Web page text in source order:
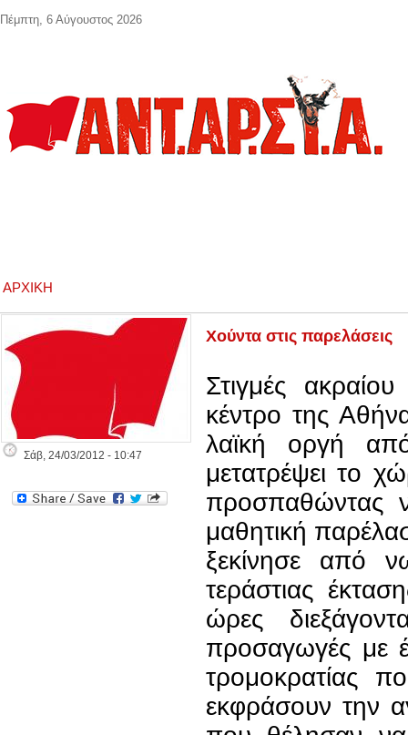
ΑΡΧΙΚΉ
Σάβ, 24/03/2012 - 10:47
Χούντα στις παρελάσεις
Στιγμές
κέντρο της
λαϊκή οργή
μετατρέψει το
προσπαθώντας
μαθητική
ξεκίνησε από
τεράστιας
ώρες
προσαγωγές με
τρομοκρατίας
εκφράσουν την
Πέμπτη, 6 Αύγουστος 2026